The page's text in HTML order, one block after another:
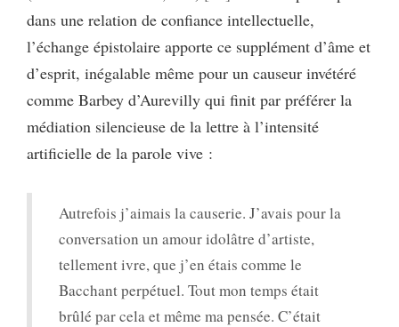
dans une relation de confiance intellectuelle,
l’échange épistolaire apporte ce supplément d’âme et
d’esprit, inégalable même pour un causeur invétéré
comme Barbey d’Aurevilly qui finit par préférer la
médiation silencieuse de la lettre à l’intensité
artificielle de la parole vive :
Autrefois j’aimais la causerie. J’avais pour la
conversation un amour idolâtre d’artiste,
tellement ivre, que j’en étais comme le
Bacchant perpétuel. Tout mon temps était
brûlé par cela et même ma pensée. C’était